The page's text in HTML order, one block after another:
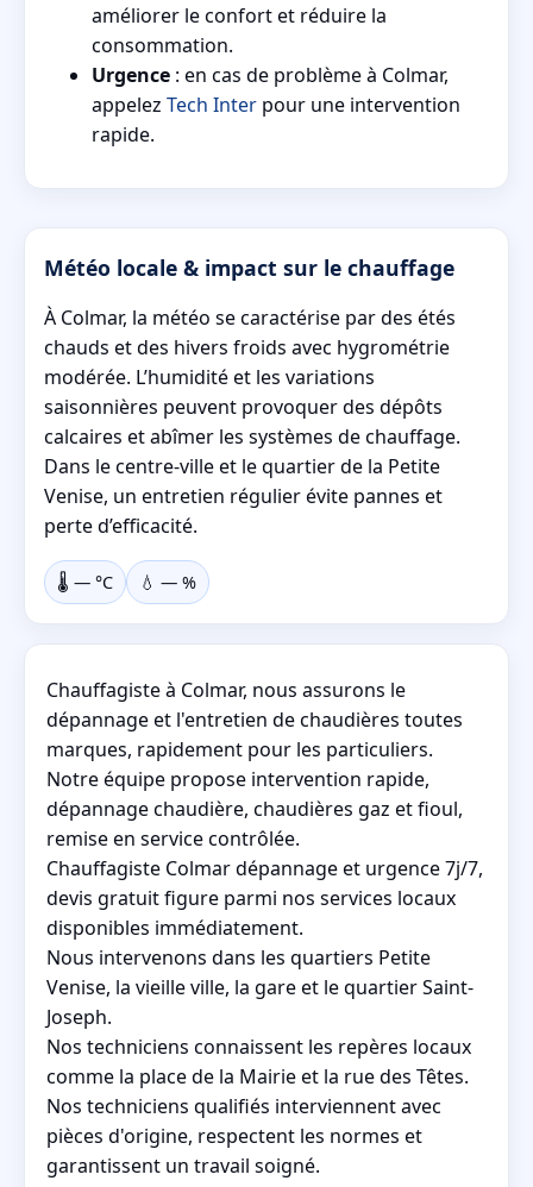
améliorer le confort et réduire la
consommation.
Urgence : en cas de problème à Colmar,
appelez Tech Inter pour une intervention
rapide.
Météo locale & impact sur le chauffage
À Colmar, la météo se caractérise par des étés
chauds et des hivers froids avec hygrométrie
modérée. L’humidité et les variations
saisonnières peuvent provoquer des dépôts
calcaires et abîmer les systèmes de chauffage.
Dans le centre-ville et le quartier de la Petite
Venise, un entretien régulier évite pannes et
perte d’efficacité.
🌡️ — °C 💧 — %
Chauffagiste à Colmar, nous assurons le
dépannage et l'entretien de chaudières toutes
marques, rapidement pour les particuliers.
Notre équipe propose intervention rapide,
dépannage chaudière, chaudières gaz et fioul,
remise en service contrôlée.
Chauffagiste Colmar dépannage et urgence 7j/7,
devis gratuit figure parmi nos services locaux
disponibles immédiatement.
Nous intervenons dans les quartiers Petite
Venise, la vieille ville, la gare et le quartier Saint-
Joseph.
Nos techniciens connaissent les repères locaux
comme la place de la Mairie et la rue des Têtes.
Nos techniciens qualifiés interviennent avec
pièces d'origine, respectent les normes et
garantissent un travail soigné.